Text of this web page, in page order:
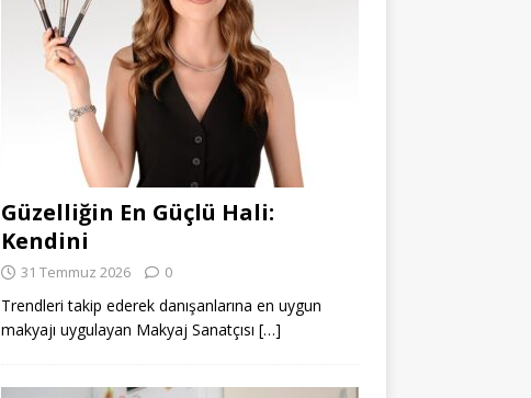
Güzelliğin En Güçlü Hali:
Kendini
31 Temmuz 2026 0
Trendleri takip ederek danışanlarına en uygun
makyajı uygulayan Makyaj Sanatçısı […]